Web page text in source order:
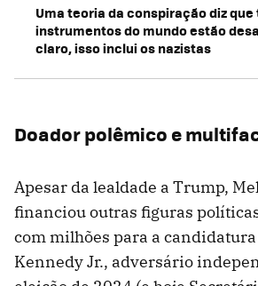
Uma teoria da conspiração diz que
instrumentos do mundo estão
claro, isso inclui os nazistas
Doador polêmico e
Apesar da lealdade a Trump,
financiou outras figuras
com milhões para a candidatura
Kennedy Jr., adversário